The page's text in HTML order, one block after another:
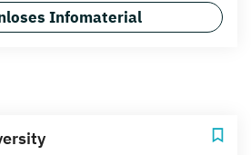
Infomaterial